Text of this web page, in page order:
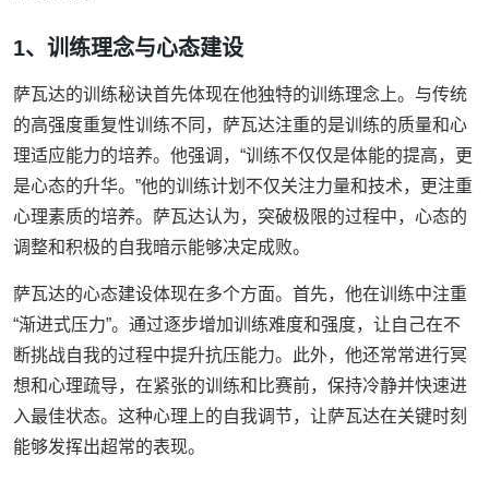
1、训练理念与心态建设
萨瓦达的训练秘诀首先体现在他独特的训练理念上。与传统
的高强度重复性训练不同，萨瓦达注重的是训练的质量和心
理适应能力的培养。他强调，“训练不仅仅是体能的提高，更
是心态的升华。”他的训练计划不仅关注力量和技术，更注重
心理素质的培养。萨瓦达认为，突破极限的过程中，心态的
调整和积极的自我暗示能够决定成败。
萨瓦达的心态建设体现在多个方面。首先，他在训练中注重
“渐进式压力”。通过逐步增加训练难度和强度，让自己在不
断挑战自我的过程中提升抗压能力。此外，他还常常进行冥
想和心理疏导，在紧张的训练和比赛前，保持冷静并快速进
入最佳状态。这种心理上的自我调节，让萨瓦达在关键时刻
能够发挥出超常的表现。